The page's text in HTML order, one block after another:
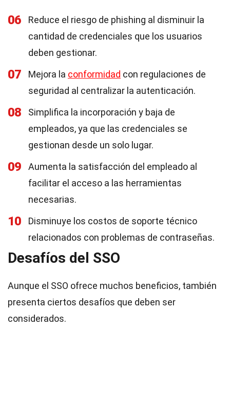
06
Reduce el riesgo de phishing al disminuir la
cantidad de credenciales que los usuarios
deben gestionar.
07 Mejora la conformidad con regulaciones de
seguridad al centralizar la autenticación.
08
Simplifica la incorporación y baja de
empleados, ya que las credenciales se
gestionan desde un solo lugar.
09
Aumenta la satisfacción del empleado al
facilitar el acceso a las herramientas
necesarias.
10
Disminuye los costos de soporte técnico
relacionados con problemas de contraseñas.
Desafíos del SSO
Aunque el SSO ofrece muchos beneficios, también
presenta ciertos desafíos que deben ser
considerados.